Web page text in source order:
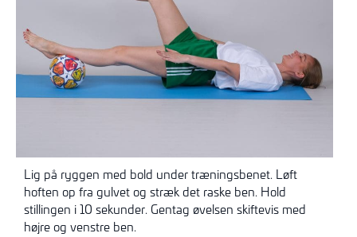
Lig på ryggen med bold under træningsbenet. Løft
hoften op fra gulvet og stræk det raske ben. Hold
stillingen i 10 sekunder. Gentag øvelsen skiftevis med
højre og venstre ben.